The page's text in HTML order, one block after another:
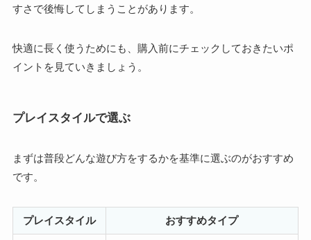
すさで後悔してしまうことがあります。
快適に長く使うためにも、購入前にチェックしておきたいポ
イントを見ていきましょう。
プレイスタイルで選ぶ
まずは普段どんな遊び方をするかを基準に選ぶのがおすすめ
です。
プレイスタイル おすすめタイプ